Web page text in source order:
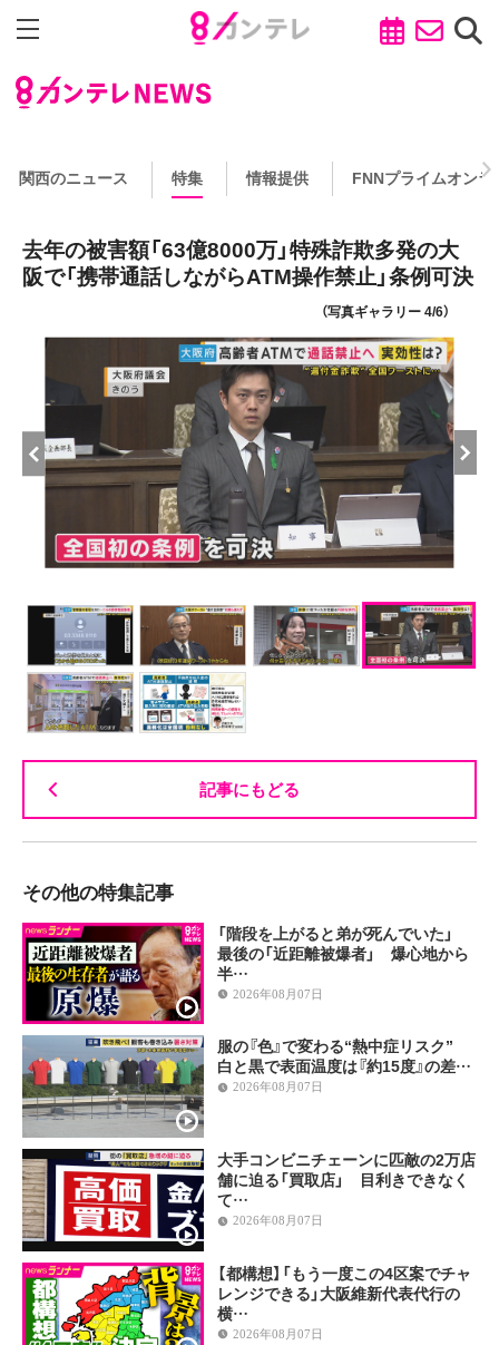
関西のニュース 特集 情報提供 FNNプライムオンラ
去年の被害額「63億8000万」特殊詐欺多発の大
阪で「携帯通話しながらATM操作禁止」条例可決
（写真ギャラリー 4/6）
記事にもどる
その他の特集記事
「階段を上がると弟が死んでいた」
最後の「近距離被爆者」 爆心地から
半…
2026年08月07日
服の『色』で変わる“熱中症リスク”
白と黒で表面温度は『約15度』の差…
2026年08月07日
大手コンビニチェーンに匹敵の2万店
舗に迫る「買取店」 目利きできなく
て…
2026年08月07日
【都構想】「もう一度この4区案でチャ
レンジできる」大阪維新代表代行の
横…
2026年08月07日